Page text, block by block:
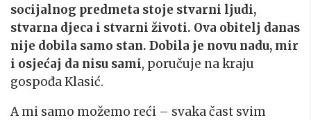
socijalnog predmeta stoje stvarni ljudi,
stvarna djeca i stvarni životi. Ova obitelj danas
nije dobila samo stan. Dobila je novu nadu, mir
i osjećaj da nisu sami, poručuje na kraju
gospođa Klasić.
A mi samo možemo reći – svaka čast svim